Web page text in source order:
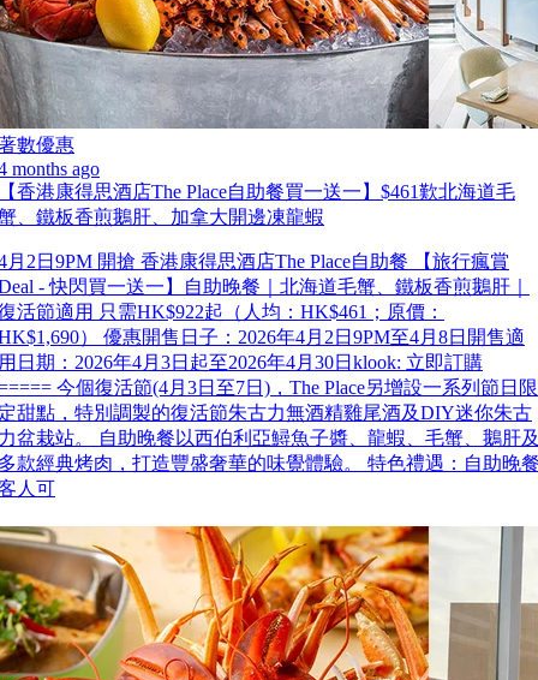
數優惠
months ago
香港康得思酒店The Place自助餐買一送一】$461歎北海道毛
、鐵板香煎鵝肝、加拿大開邊凍龍蝦
月2日9PM 開搶 香港康得思酒店The Place自助餐 【旅行瘋賞
- 快閃買一送一】自助晚餐｜北海道毛蟹、鐵板香煎鵝肝｜
活節適用 只需HK$922起（人均：HK$461；原價：
） 優惠開售日子：2026年4月2日9PM至4月8日開售適
日期：2026年4月3日起至2026年4月30日klook: 立即訂購
今個復活節(4月3日至7日)，The Place另增設一系列節日限
甜點，特別調製的復活節朱古力無酒精雞尾酒及DIY迷你朱古
盆栽站。 自助晚餐以西伯利亞鱘魚子醬、龍蝦、毛蟹、鵝肝
款經典烤肉，打造豐盛奢華的味覺體驗。 特色禮遇：自助晚
人可